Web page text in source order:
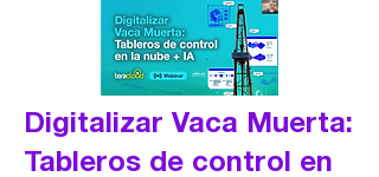
Digitalizar Vaca Muerta:
Tableros de control en